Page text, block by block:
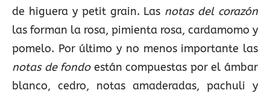
de higuera y petit grain. Las notas del corazón
las forman la rosa, pimienta rosa, cardamomo y
pomelo. Por último y no menos importante las
notas de fondoestán compuestas por el ámbar
blanco, cedro, notas amaderadas, pachuli y